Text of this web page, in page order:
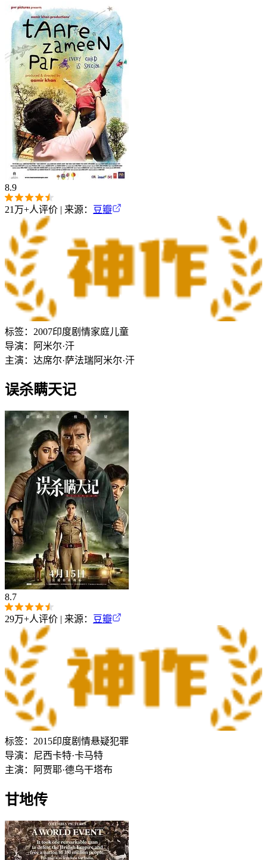
8.9
21万+人评价 | 来源： 豆瓣
标签： 2007印度剧情家庭儿童
导演：
阿米尔·汗
主演： 达席尔·萨法瑞阿米尔·汗
误杀瞒天记
8.7
29万+人评价 | 来源： 豆瓣
标签： 2015印度剧情悬疑犯罪
导演：
尼西卡特·卡马特
主演：
阿贾耶·德乌干塔布
甘地传